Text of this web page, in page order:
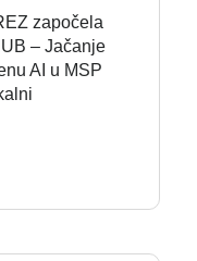
započela
– Jačanje
AI u MSP